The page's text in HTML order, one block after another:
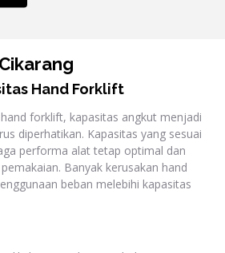
Hand Forklift
forklift, kapasitas angkut menjadi
diperhatikan. Kapasitas yang sesuai
performa alat tetap optimal dan
Banyak kerusakan hand
beban melebihi kapasitas